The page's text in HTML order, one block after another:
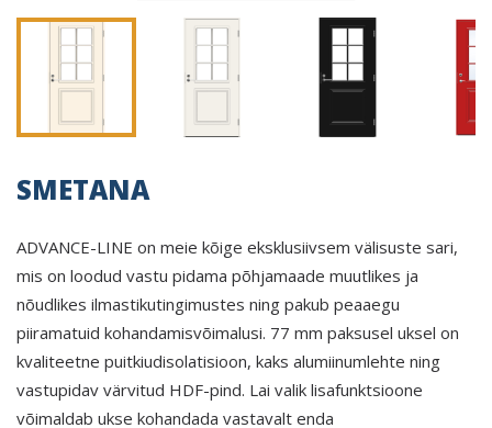
SMETANA
ADVANCE-LINE on meie kõige eksklusiivsem välisuste sari,
mis on loodud vastu pidama põhjamaade muutlikes ja
nõudlikes ilmastikutingimustes ning pakub peaaegu
piiramatuid kohandamisvõimalusi. 77 mm paksusel uksel on
kvaliteetne puitkiudisolatisioon, kaks alumiinumlehte ning
vastupidav värvitud HDF-pind. Lai valik lisafunktsioone
võimaldab ukse kohandada vastavalt enda